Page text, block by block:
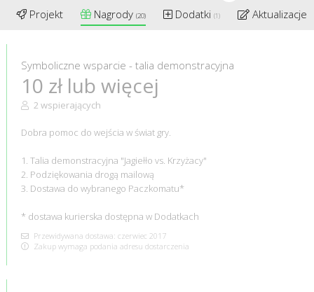
Projekt Nagrody(20) Dodatki(1) Aktualizacje
Symboliczne wsparcie - talia demonstracyjna
10 zł lub więcej
2 wspierających
Dobra pomoc do wejścia w świat gry.
1. Talia demonstracyjna "Jagiełło vs. Krzyżacy"
2. Podziękowania drogą mailową
3. Dostawa do wybranego Paczkomatu*
* dostawa kurierska dostępna w Dodatkach
Przewidywana dostawa: czerwiec 2017
Zakup wymaga podania adresu dostarczenia